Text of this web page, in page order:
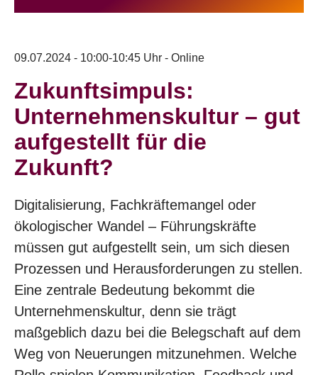
09.07.2024 - 10:00-10:45 Uhr - Online
Zukunftsimpuls:
Unternehmenskultur – gut
aufgestellt für die
Zukunft?
Digitalisierung, Fachkräftemangel oder
ökologischer Wandel – Führungskräfte
müssen gut aufgestellt sein, um sich diesen
Prozessen und Herausforderungen zu stellen.
Eine zentrale Bedeutung bekommt die
Unternehmenskultur, denn sie trägt
maßgeblich dazu bei die Belegschaft auf dem
Weg von Neuerungen mitzunehmen. Welche